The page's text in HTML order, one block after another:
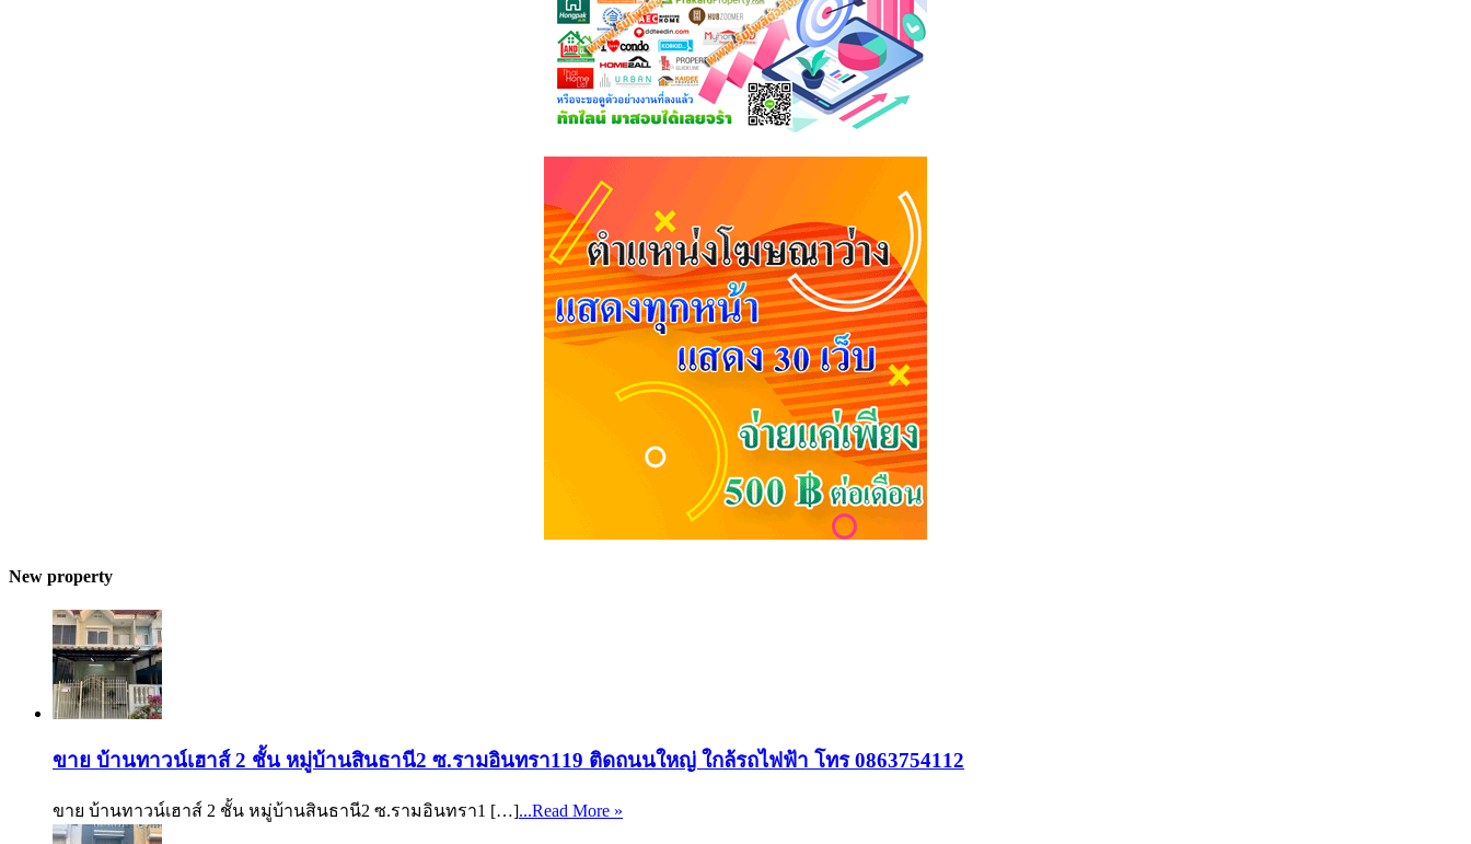
New property
ขาย บ้านทาวน์เฮาส์ 2 ชั้น หมู่บ้านสินธานี2 ซ.รามอินทรา119 ติดถนนใหญ่ ใกล้รถไฟฟ้า โทร 0863754112
ขาย บ้านทาวน์เฮาส์ 2 ชั้น หมู่บ้านสินธานี2 ซ.รามอินทรา1 […]...Read More »